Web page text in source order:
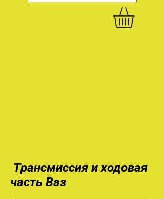
Трансмиссия и ходовая
часть Ваз